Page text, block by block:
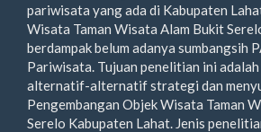
pariwisata yang ada di Kabupaten
Wisata Taman Wisata Alam Bukit
berdampak belum adanya sumbangsih
Pariwisata. Tujuan penelitian ini adalah
alternatif-alternatif strategi dan
Pengembangan Objek Wisata Taman
Serelo Kabupaten Lahat. Jenis